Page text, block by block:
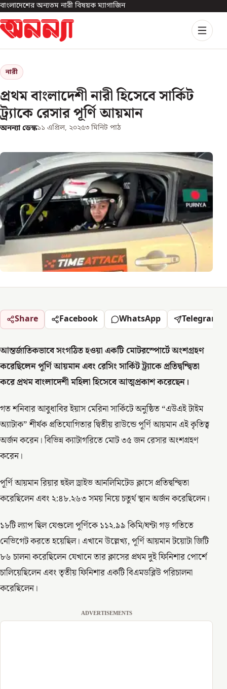
বাংলাদেশের অন্যতম নারী বিষয়ক ম্যাগাজিন
নারী
প্রথম বাংলাদেশী নারী হিসেবে সার্কিট
ট্র্যাকে রেসার পূর্ণি আয়মান
অনন্যা ডেস্ক১১ এপ্রিল, ২০২৫৩ মিনিট পাঠ
Share Facebook WhatsApp Telegram
আন্তর্জাতিকভাবে সংগঠিত হওয়া একটি মোটরস্পোর্টে অংশগ্রহণ
করেছিলেন পূর্ণি আয়মান এবং রেসিং সার্কিট ট্র্যাকে প্রতিদ্বন্দ্বিতা
করে প্রথম বাংলাদেশী মহিলা হিসেবে আত্মপ্রকাশ করেছেন।
গত শনিবার আবুধাবির ইয়াস মেরিনা সার্কিটে অনুষ্ঠিত “এউএই টাইম
অ্যাটাক” শীর্ষক প্রতিযোগিতার দ্বিতীয় রাউন্ডে পূর্ণি আয়মান এই কৃতিত্ব
অর্জন করেন। বিভিন্ন ক্যাটাগরিতে মোট ৩৫ জন রেসার অংশগ্রহণ
করেন।
পূর্ণি আয়মান রিয়ার হুইল ড্রাইভ আনলিমিটেড ক্লাসে প্রতিদ্বন্দ্বিতা
করেছিলেন এবং ২:৪৮.২৬৩ সময় নিয়ে চতুর্থ স্থান অর্জন করেছিলেন।
১৮টি ল্যাপ ছিল যেগুলো পূর্ণিকে ১১২.৯৯ কিমি/ঘন্টা গড় গতিতে
নেভিগেট করতে হয়েছিল। এখানে উল্লেখ্য, পূর্ণি আয়মান টয়োটা জিটি
৮৬ চালনা করেছিলেন যেখানে তার ক্লাসের প্রথম দুই ফিনিশার পোর্শে
চালিয়েছিলেন এবং তৃতীয় ফিনিশার একটি বিএমডব্লিউ পরিচালনা
করেছিলেন।
ADVERTISEMENTS